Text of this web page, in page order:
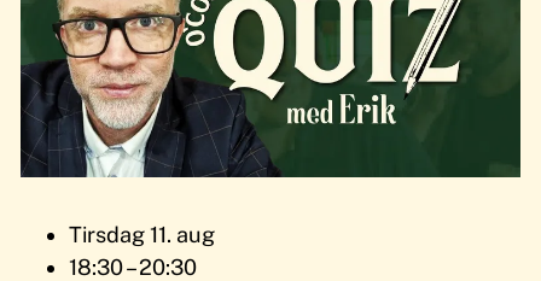
Tirsdag 11. aug
18:30 – 20:30